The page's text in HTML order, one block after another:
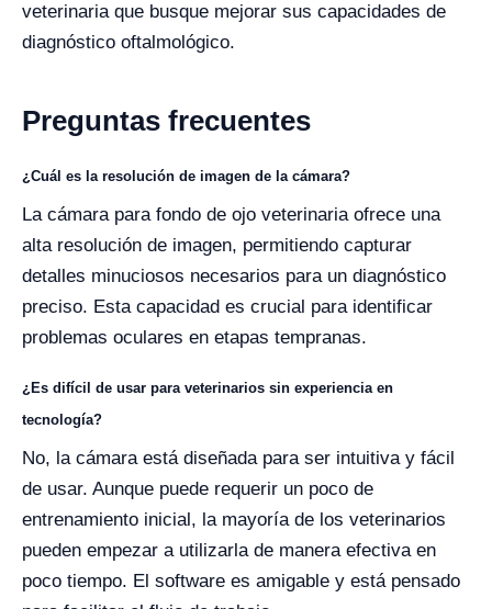
veterinaria que busque mejorar sus capacidades de
diagnóstico oftalmológico.
Preguntas frecuentes
¿Cuál es la resolución de imagen de la cámara?
La cámara para fondo de ojo veterinaria ofrece una
alta resolución de imagen, permitiendo capturar
detalles minuciosos necesarios para un diagnóstico
preciso. Esta capacidad es crucial para identificar
problemas oculares en etapas tempranas.
¿Es difícil de usar para veterinarios sin experiencia en
tecnología?
No, la cámara está diseñada para ser intuitiva y fácil
de usar. Aunque puede requerir un poco de
entrenamiento inicial, la mayoría de los veterinarios
pueden empezar a utilizarla de manera efectiva en
poco tiempo. El software es amigable y está pensado